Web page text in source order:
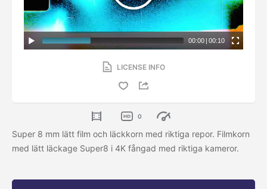
00:00 | 00:10
LICENSE INFO
0
Super 8 mm lätt film och läckkorn med riktiga repor. Filmkorn
med lätt läckage Super8 i 4K fångad med riktiga kameror.